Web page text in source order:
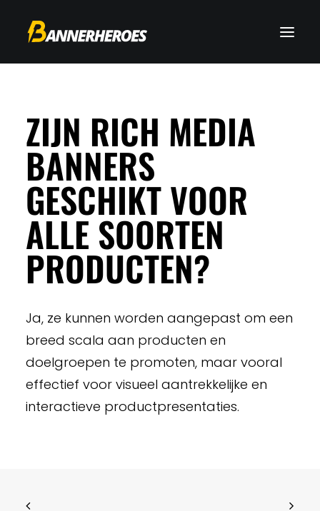
ZIJN RICH MEDIA
BANNERS
GESCHIKT VOOR
ALLE SOORTEN
PRODUCTEN?
Ja, ze kunnen worden aangepast om een
breed scala aan producten en
doelgroepen te promoten, maar vooral
effectief voor visueel aantrekkelijke en
interactieve productpresentaties.